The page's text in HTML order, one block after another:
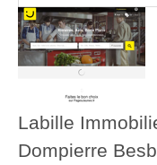
Labille
Dompierre